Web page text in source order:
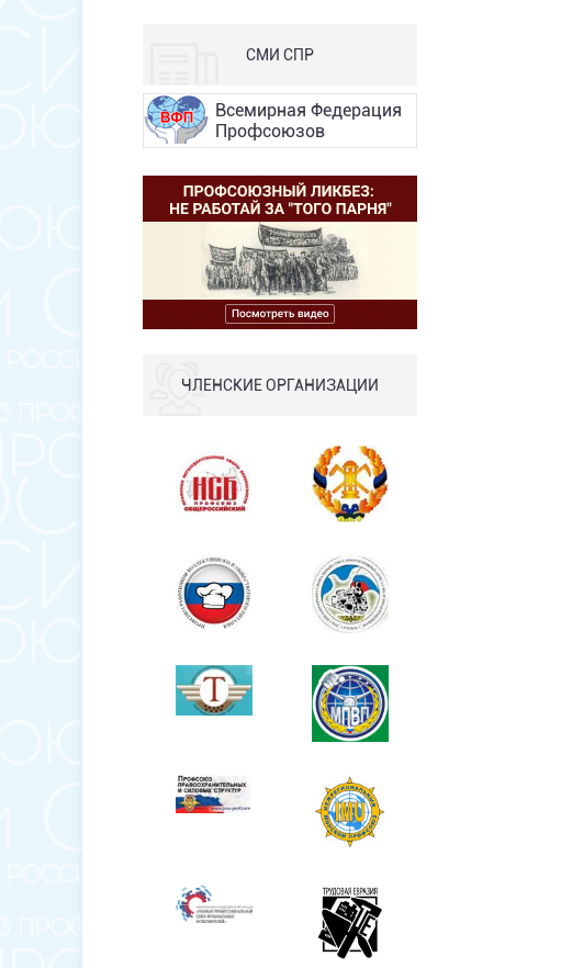
СМИ СПР
Всемирная Федерация
Профсоюзов
ЧЛЕНСКИЕ ОРГАНИЗАЦИИ